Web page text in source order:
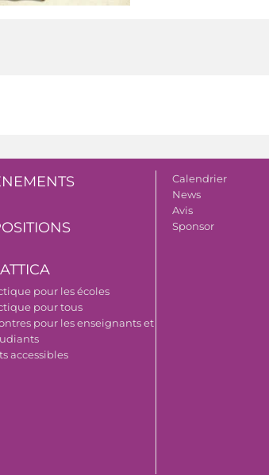
pour les écoles
pour tous
pour les enseignants et
accessibles
Calendrier
News
Avis
Sponsor